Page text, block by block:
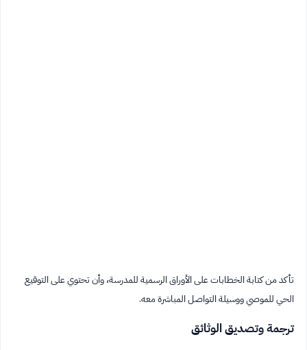
تأكد من كتابة الخطابات على الأوراق الرسمية للمدرسة، وأن تحتوي على التوقيع
الحي للموصي ووسيلة التواصل المباشرة معه.
ترجمة وتصديق الوثائق